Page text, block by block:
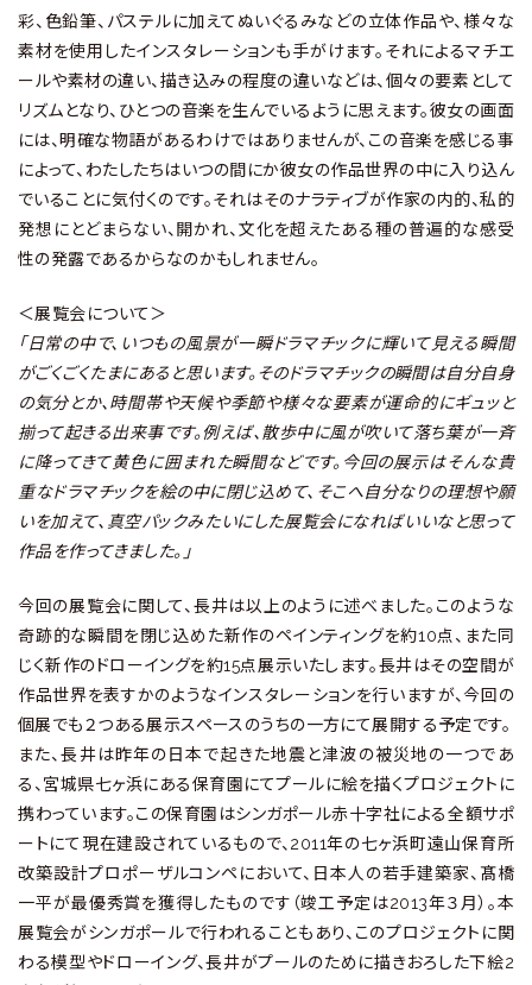
彩、色鉛筆、パステルに加えてぬいぐるみなどの立体作品や、様々な
素材を使用したインスタレーションも手がけます。それによるマチエ
ールや素材の違い、描き込みの程度の違いなどは、個々の要素として
リズムとなり、ひとつの音楽を生んでいるように思えます。彼女の画面
には、明確な物語があるわけではありませんが、この音楽を感じる事
によって、わたしたちはいつの間にか彼女の作品世界の中に入り込ん
でいることに気付くのです。それはそのナラティブが作家の内的、私的
発想にとどまらない、開かれ、文化を超えたある種の普遍的な感受
性の発露であるからなのかもしれません。
＜展覧会について＞
「日常の中で、いつもの風景が一瞬ドラマチックに輝いて見える瞬間
がごくごくたまにあると思います。そのドラマチックの瞬間は自分自身
の気分とか、時間帯や天候や季節や様々な要素が運命的にギュッと
揃って起きる出来事です。例えば、散歩中に風が吹いて落ち葉が一斉
に降ってきて黄色に囲まれた瞬間などです。今回の展示はそんな貴
重なドラマチックを絵の中に閉じ込めて、そこへ自分なりの理想や願
いを加えて、真空パックみたいにした展覧会になればいいなと思って
作品を作ってきました。」
今回の展覧会に関して、長井は以上のように述べました。このような
奇跡的な瞬間を閉じ込めた新作のペインティングを約10点、また同
じく新作のドローイングを約15点展示いたします。長井はその空間が
作品世界を表すかのようなインスタレーションを行いますが、今回の
個展でも２つある展示スペースのうちの一方にて展開する予定です。
また、長井は昨年の日本で起きた地震と津波の被災地の一つであ
る、宮城県七ヶ浜にある保育園にてプールに絵を描くプロジェクトに
携わっています。この保育園はシンガポール赤十字社による全額サポ
ートにて現在建設されているもので、2011年の七ヶ浜町遠山保育所
改築設計プロポーザルコンペにおいて、日本人の若手建築家、髙橋
一平が最優秀賞を獲得したものです（竣工予定は2013年３月）。本
展覧会がシンガポールで行われることもあり、このプロジェクトに関
わる模型やドローイング、長井がプールのために描きおろした下絵2